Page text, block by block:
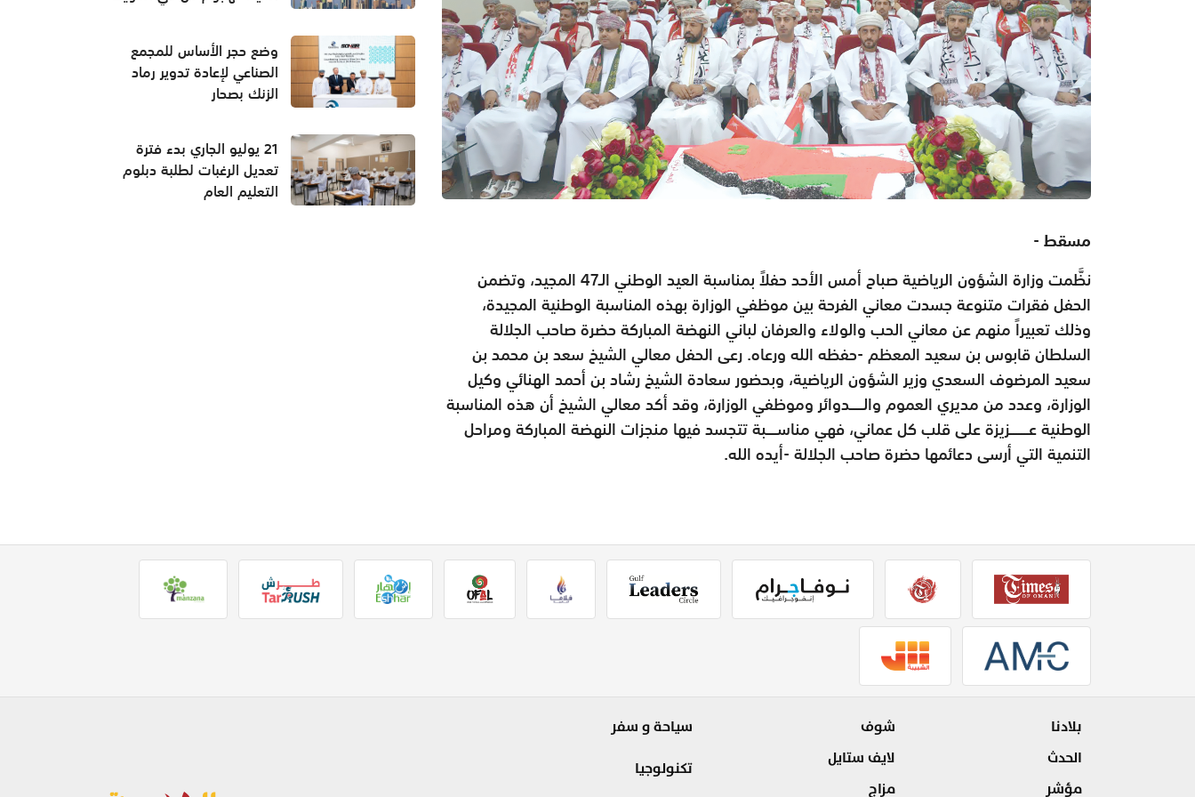
مسقط -
نظَّمت وزارة الشؤون الرياضية صباح أمس الأحد حفلاً بمناسبة العيد الوطني الـ47 المجيد، وتضمن
الحفل فقرات متنوعة جسدت معاني الفرحة بين موظفي الوزارة بهذه المناسبة الوطنية المجيدة،
وذلك تعبيراً منهم عن معاني الحب والولاء والعرفان لباني النهضة المباركة حضرة صاحب الجلالة
السلطان قابوس بن سعيد المعظم -حفظه الله ورعاه. رعى الحفل معالي الشيخ سعد بن محمد بن
سعيد المرضوف السعدي وزير الشؤون الرياضية، وبحضور سعادة الشيخ رشاد بن أحمد الهنائي وكيل
الوزارة، وعدد من مديري العموم والـــــدوائر وموظفي الوزارة، وقد أكد معالي الشيخ أن هذه المناسبة
الوطنية عـــــــزيزة على قلب كل عماني، فهي مناســــبة تتجسد فيها منجزات النهضة المباركة ومراحل
التنمية التي أرسى دعائمها حضرة صاحب الجلالة -أيده الله.
وضع حجر الأساس للمجمع
الصناعي لإعادة تدوير رماد
الزنك بصحار
21 يوليو الجاري بدء فترة
تعديل الرغبات لطلبة دبلوم
التعليم العام
بلادنا
الحدث
مؤشر
شوف
لايف ستايل
مزاج
سياحة و سفر
تكنولوجيا